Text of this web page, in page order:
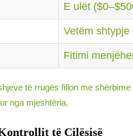
E ulët
Vetëm shtypje
Fitimi
të rrugës fillon me
nga mjeshtëria.
të Cilësisë